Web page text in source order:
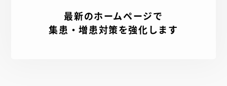
最新のホームページで
集患・増患対策を強化します